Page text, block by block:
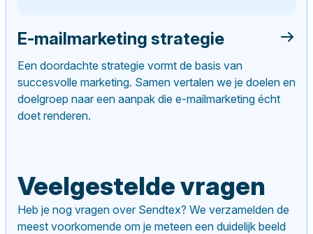
E-mailmarketing strategie
Een doordachte strategie vormt de basis van
succesvolle marketing. Samen vertalen we je doelen en
doelgroep naar een aanpak die e-mailmarketing écht
doet renderen.
Veelgestelde vragen
Heb je nog vragen over Sendtex? We verzamelden de
meest voorkomende om je meteen een duidelijk beeld